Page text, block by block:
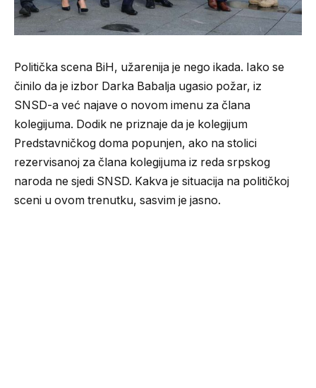
Politička scena BiH, užarenija je nego ikada. Iako se
činilo da je izbor Darka Babalja ugasio požar, iz
SNSD-a već najave o novom imenu za člana
kolegijuma. Dodik ne priznaje da je kolegijum
Predstavničkog doma popunjen, ako na stolici
rezervisanoj za člana kolegijuma iz reda srpskog
naroda ne sjedi SNSD. Kakva je situacija na političkoj
sceni u ovom trenutku, sasvim je jasno.